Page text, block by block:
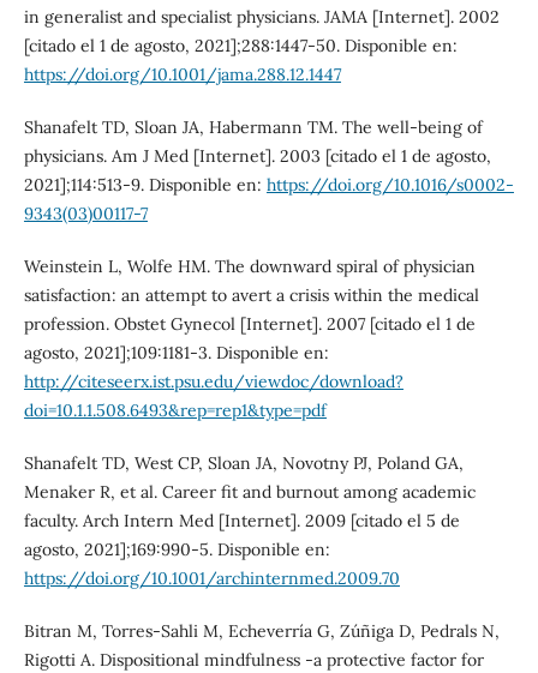
in generalist and specialist physicians. JAMA [Internet]. 2002
[citado el 1 de agosto, 2021];288:1447-50. Disponible en:
https://doi.org/10.1001/jama.288.12.1447
Shanafelt TD, Sloan JA, Habermann TM. The well-being of
physicians. Am J Med [Internet]. 2003 [citado el 1 de agosto,
2021];114:513-9. Disponible en: https://doi.org/10.1016/s0002-
9343(03)00117-7
Weinstein L, Wolfe HM. The downward spiral of physician
satisfaction: an attempt to avert a crisis within the medical
profession. Obstet Gynecol [Internet]. 2007 [citado el 1 de
agosto, 2021];109:1181-3. Disponible en:
http://citeseerx.ist.psu.edu/viewdoc/download?
doi=10.1.1.508.6493&rep=rep1&type=pdf
Shanafelt TD, West CP, Sloan JA, Novotny PJ, Poland GA,
Menaker R, et al. Career fit and burnout among academic
faculty. Arch Intern Med [Internet]. 2009 [citado el 5 de
agosto, 2021];169:990-5. Disponible en:
https://doi.org/10.1001/archinternmed.2009.70
Bitran M, Torres-Sahli M, Echeverría G, Zúñiga D, Pedrals N,
Rigotti A. Dispositional mindfulness -a protective factor for